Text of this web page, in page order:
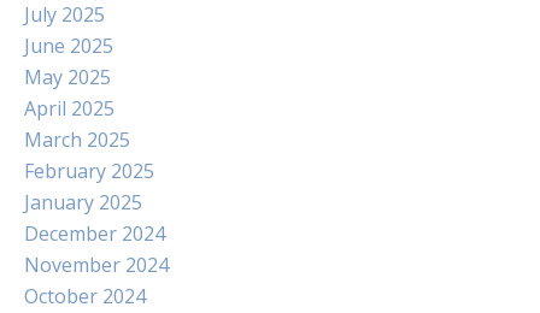
July 2025
June 2025
May 2025
April 2025
March 2025
February 2025
January 2025
December 2024
November 2024
October 2024